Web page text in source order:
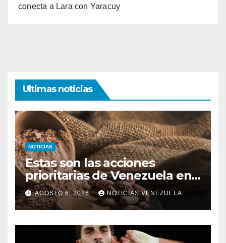
conecta a Lara con Yaracuy
Ultimas noticias
NOTICIAS
Estas son las acciones
prioritarias de Venezuela en
materia de cacao
AGOSTO 6, 2026 NOTICIAS VENEZUELA